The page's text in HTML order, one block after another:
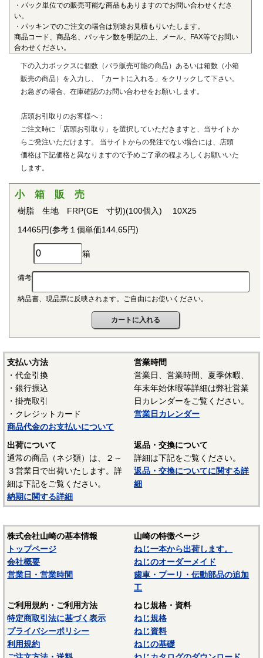
部品、一般機械、精密機械部品、電気・電子機器部品、土木
建築用部材などの用いられています。
■ポリエーテルエーテルケトン(PEEK)
半結晶性の最高級性能を有するスーパーエンジニアリング
プラスチックです。エンプラのなかでも最高レベルの耐薬品
す。また、耐熱性、耐摩耗性、耐燃性、耐加水分解性にも優
れ、OA機器分野、自動車分野、ICウェハキャリア、LCD製造
用治具などで用いられています。PEEKはVictrex plcの日本に
おける登録商標です。
■ポリプロピレン(PP)
〇連続使用温度115℃（UL認定温度）〇燃焼性UL94 V-2
結晶性の代表的な汎用プラスチックです。比重が0.9と汎用
プラスチックのなかでも最も軽く、耐薬品性、耐加水分解
性、電気的特性にも優れ、応用範囲の広いプラスチックとし
て幅広い分野で用いられています。
結晶性のエンジニアリングプラスチックです。バランスの
取れた機械的性質を有し、かつ優れた耐疲労性で、耐クリー
プ性、摩擦摩耗特性、耐薬品性を備えていることから、金属
おいて広く用いられています。
■ポリアミド（ナイロン、PA）
〇連続使用温度PA6-65℃/PA66-75℃（UL認定温度）〇燃焼性
UL94 V-2
結晶性のエンジニアリングプラスチックです。強靭な材料
で摩擦係数が小さく、しかも耐摩耗性で、自己潤滑性に優れ
ています。耐油性、耐薬品性もよいので機械材料に最適な材
料でありますが、吸湿性が高いので設計上配慮しなければな
らないという問題点もあります。
■ポリスライダー
優れたポリアミドの性質を活かし組成中に黒鉛粒子を均一
に分散させ、浮遊状態にある黒鉛粒子をテープの表面に偏平
状の黒鉛層となるよう製造されたものです。面圧によるクリ
ープ変形はほとんどなく、耐クリープ性、摩擦・摩耗性に優
れておりスラストワッシャーとして各種構造用機器部品に用
いられています。
（以上はサンコーインダストリー様資料抜粋）
表面処理：生地
表面処理を施していない、素材そのままの状態です。鉄の
・パック単位での販売可能な商品もありますのでお問い合わせくださ
い。
・パッキンでのご注文の場合は別途お見積もりいたします。
商品コード、商品名、パッキン数を明記の上、メール、FAX等でお問い
合わせください。
下の入力ボックスに個数（バラ販売可能の商品）あるいは箱数（小箱
販売の商品）を入力し、「カートに入れる」をクリックして下さい。
お急ぎの場合、在庫確認のお問い合わせをお願いします。
店頭お引取りのお客様へ：
ご注文時に「店頭お引取り」を選択していただきますと、当サイトか
らご発注いただけます。 当サイトからの発注でない場合には、店頭
価格は下記価格と異なりますので予めご了承の程よろしくお願いいた
します。
小 箱 販 売
樹脂 生地 FRP(GE 寸切)(100個入) 10X25
14465円(参考１個単価144.65円)
箱
備考
納品書、現品票に反映されます。ご自由にお使いください。
支払い方法
・代金引換
・銀行振込
・掛売取引
・クレジットカード
商品代金のお支払いについて
営業時間
営業日、営業時間、夏季休暇、
年末年始休暇等詳細は弊社営業
日カレンダーをご覧ください。
営業日カレンダー
出荷について
通常の商品（ネジ類）は、２～
３営業日で出荷いたします。詳
細は下記をご覧ください。
納期に関する詳細
返品・交換について
詳細は下記をご覧ください。
返品・交換についてに関する詳
細
株式会社山崎の基本情報
トップページ
会社概要
営業日・営業時間
山崎の特徴ページ
ねじ一本から出荷します。
ねじのオーダーメイド
歯車・プーリ・伝動部品の追加
工
ご利用規約・ご利用方法
特定商取引法に基づく表示
プライバシーポリシー
利用規約
ねじ規格・資料
ねじ規格
ねじ資料
ねじの基礎